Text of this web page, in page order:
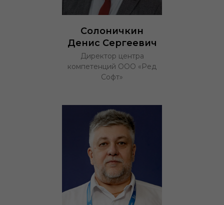
Солоничкин
Денис Сергеевич
Директор центра
компетенций ООО «Ред
Софт»